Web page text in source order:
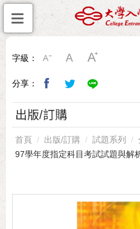
字級：
分享：
出版/訂購
首頁 出版/訂購 試題系列
97學年度指定科目考試試題與解